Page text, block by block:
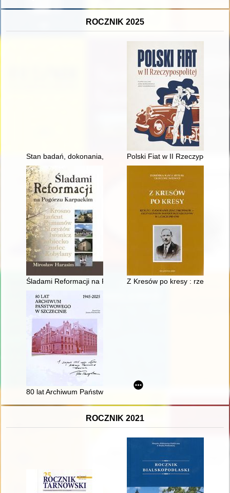
ROCZNIK 2025
Stan badań, dokonania, perspektywy: historia kobiet w II
Polski Fiat w II
Śladami Reformacji na Pogórzu Karpackim : odrzuceni -
Z Kresów po kresy : rzecz o
80 lat Archiwum Państwowego w Szczecinie 1945-2025
ROCZNIK 2021